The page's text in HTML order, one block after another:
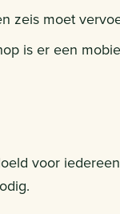
zeis moet
is er een
voor